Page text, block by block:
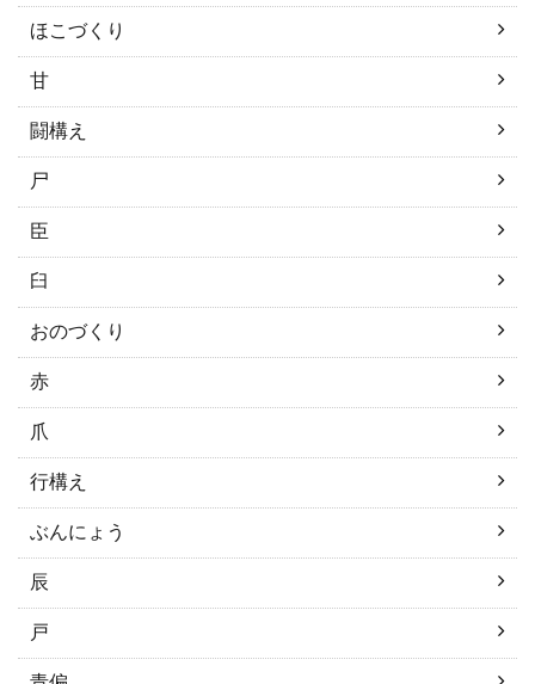
ほこづくり
甘
闘構え
尸
臣
臼
おのづくり
赤
爪
行構え
ぶんにょう
辰
戸